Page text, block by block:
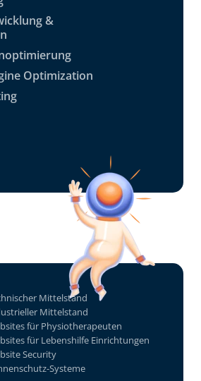
&
Optimization
Mittelstand
Mittelstand
für Physiotherapeuten
für Lebenshilfe Einrichtungen
Security
Systeme